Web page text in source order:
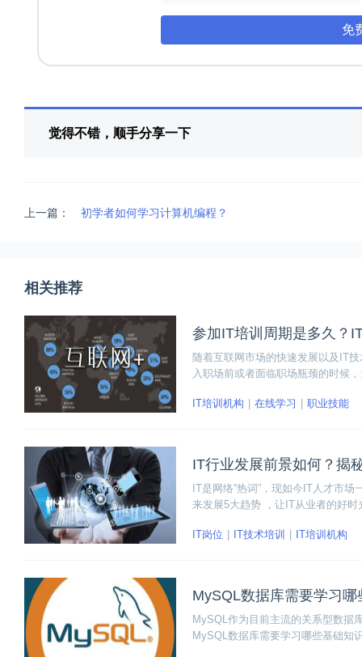
免
觉得不错，顺手分享一下
上一篇： 初学者如何学习计算机编程？
相关推荐
参加IT培训周期是多久？
随着互联网市场的快速发展以及IT
入职场前或者面临职场瓶颈的时候
IT培训机构
在线学习 职业技能
IT行业发展前景如何？揭
IT是网络“热词”，现如今IT人才市
来发展5大趋势 ，让IT从业者的好
IT岗位 IT技术培训 IT培训机构
MySQL数据库需要学习
MySQL作为目前主流的关系型数据
MySQL数据库需要学习哪些基础知